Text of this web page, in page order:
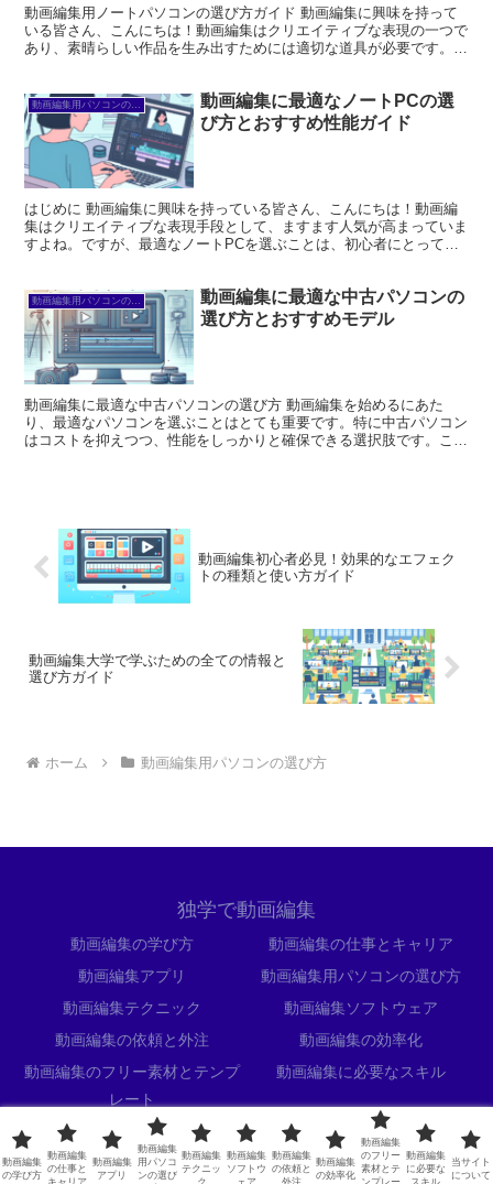
動画編集用ノートパソコンの選び方ガイド 動画編集に興味を持って
いる皆さん、こんにちは！動画編集はクリエイティブな表現の一つで
あり、素晴らしい作品を生み出すためには適切な道具が必要です。特
動画編集用パソコンの選び方
動画編集に最適なノートPCの選
び方とおすすめ性能ガイド
はじめに 動画編集に興味を持っている皆さん、こんにちは！動画編
集はクリエイティブな表現手段として、ますます人気が高まっていま
すよね。ですが、最適なノートPCを選ぶことは、初心者にとっては
動画編集用パソコンの選び方
動画編集に最適な中古パソコンの
選び方とおすすめモデル
動画編集に最適な中古パソコンの選び方 動画編集を始めるにあた
り、最適なパソコンを選ぶことはとても重要です。特に中古パソコン
はコストを抑えつつ、性能をしっかりと確保できる選択肢です。この
動画編集初心者必見！効果的なエフェク
トの種類と使い方ガイド
動画編集大学で学ぶための全ての情報と
選び方ガイド
ホーム 動画編集用パソコンの選び方
独学で動画編集
動画編集の学び方
動画編集の仕事とキャリア
動画編集アプリ
動画編集用パソコンの選び方
動画編集テクニック
動画編集ソフトウェア
動画編集の依頼と外注
動画編集の効率化
動画編集のフリー素材とテンプ
レート
動画編集に必要なスキル
当サイトについて
© 2024 独学で動画編集.
動画編集
の学び方
動画編集
の仕事と
キャリア
動画編集
アプリ
動画編集
用パソコ
ンの選び
動画編集
テクニッ
ク
動画編集
ソフトウ
ェア
動画編集
の依頼と
外注
動画編集
の効率化
動画編集
のフリー
素材とテ
ンプレー
動画編集
に必要な
スキル
当サイト
について